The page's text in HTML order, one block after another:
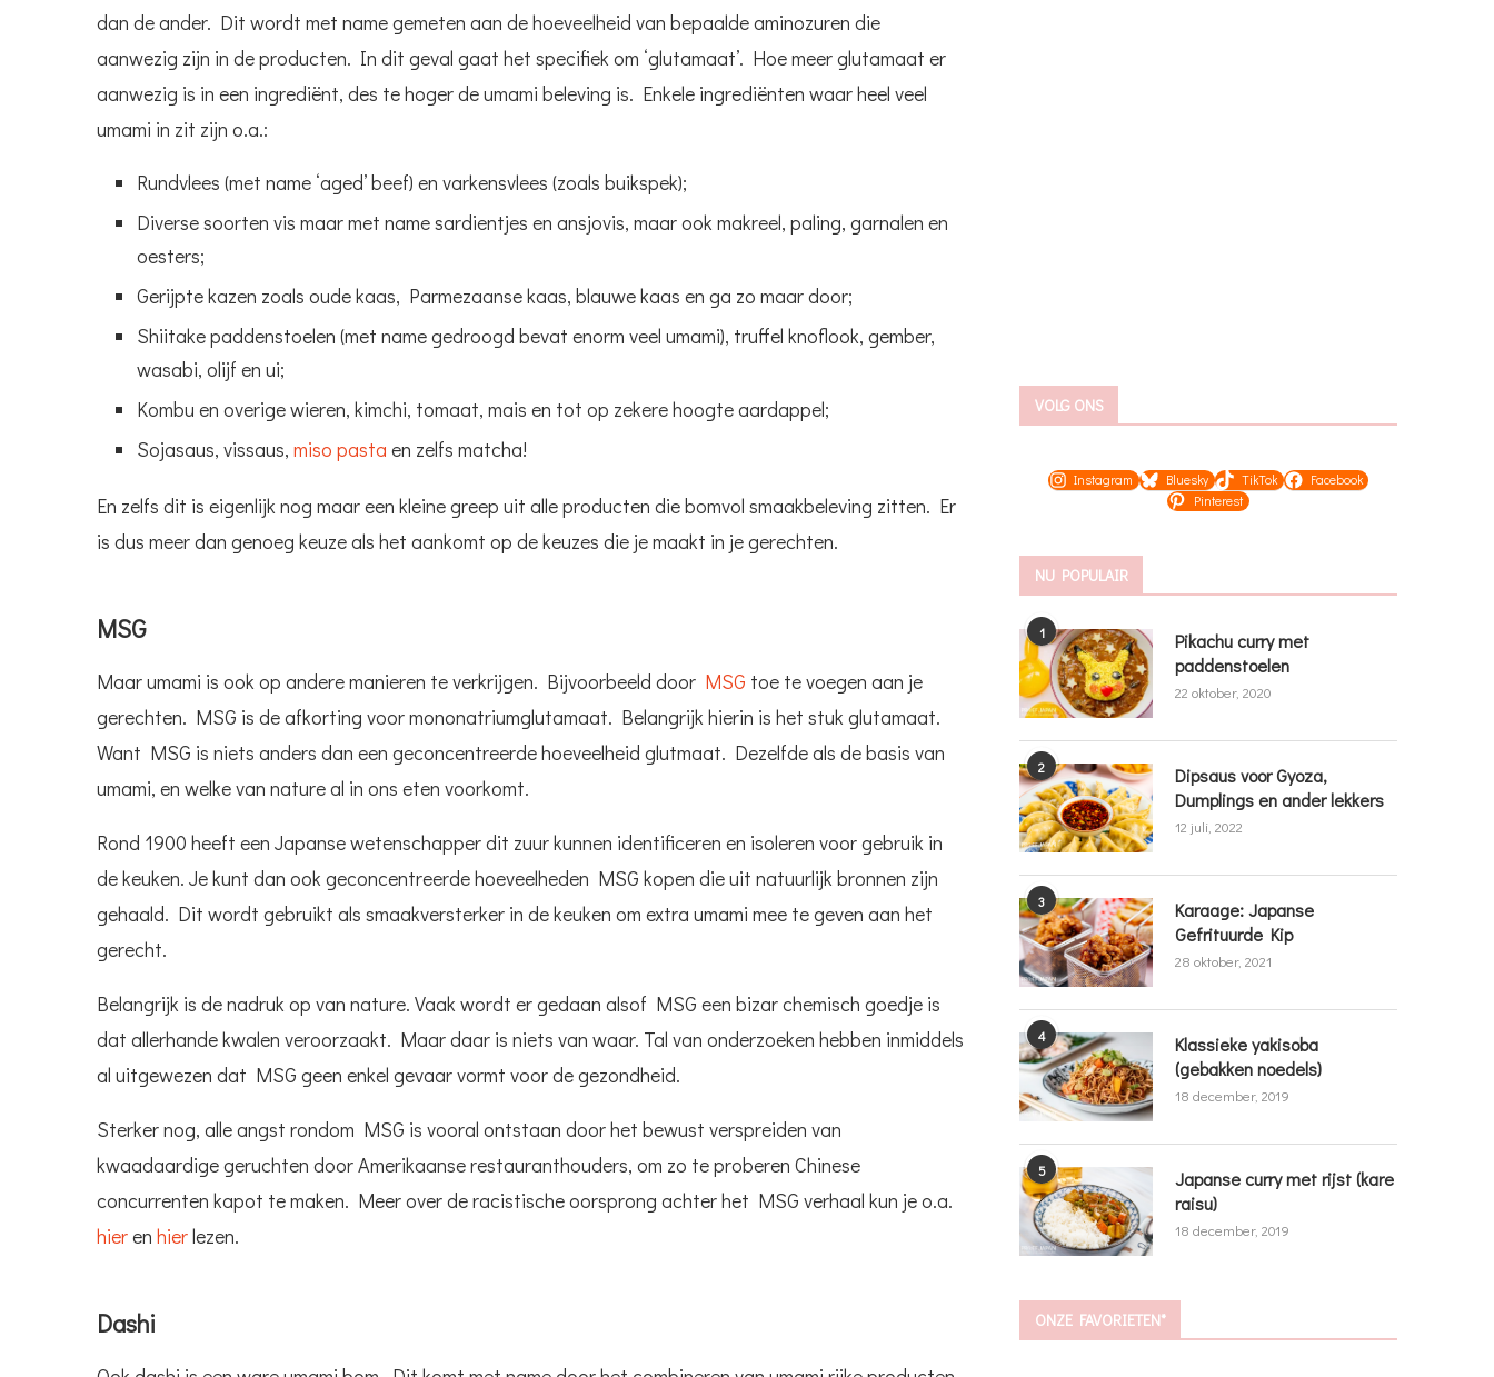
dan de ander. Dit wordt met name gemeten aan de hoeveelheid van bepaalde aminozuren die
aanwezig zijn in de producten. In dit geval gaat het specifiek om ‘glutamaat’. Hoe meer glutamaat er
aanwezig is in een ingrediënt, des te hoger de umami beleving is. Enkele ingrediënten waar heel veel
umami in zit zijn o.a.:
Rundvlees (met name ‘aged’ beef) en varkensvlees (zoals buikspek);
Diverse soorten vis maar met name sardientjes en ansjovis, maar ook makreel, paling, garnalen en
oesters;
Gerijpte kazen zoals oude kaas, Parmezaanse kaas, blauwe kaas en ga zo maar door;
Shiitake paddenstoelen (met name gedroogd bevat enorm veel umami), truffel knoflook, gember,
wasabi, olijf en ui;
Kombu en overige wieren, kimchi, tomaat, mais en tot op zekere hoogte aardappel;
Sojasaus, vissaus, miso pasta en zelfs matcha!
En zelfs dit is eigenlijk nog maar een kleine greep uit alle producten die bomvol smaakbeleving zitten. Er
is dus meer dan genoeg keuze als het aankomt op de keuzes die je maakt in je gerechten.
MSG
Maar umami is ook op andere manieren te verkrijgen. Bijvoorbeeld door MSG toe te voegen aan je
gerechten. MSG is de afkorting voor mononatriumglutamaat. Belangrijk hierin is het stuk glutamaat.
Want MSG is niets anders dan een geconcentreerde hoeveelheid glutmaat. Dezelfde als de basis van
umami, en welke van nature al in ons eten voorkomt.
Rond 1900 heeft een Japanse wetenschapper dit zuur kunnen identificeren en isoleren voor gebruik in
de keuken. Je kunt dan ook geconcentreerde hoeveelheden MSG kopen die uit natuurlijk bronnen zijn
gehaald. Dit wordt gebruikt als smaakversterker in de keuken om extra umami mee te geven aan het
gerecht.
Belangrijk is de nadruk op van nature. Vaak wordt er gedaan alsof MSG een bizar chemisch goedje is
dat allerhande kwalen veroorzaakt. Maar daar is niets van waar. Tal van onderzoeken hebben inmiddels
al uitgewezen dat MSG geen enkel gevaar vormt voor de gezondheid.
Sterker nog, alle angst rondom MSG is vooral ontstaan door het bewust verspreiden van
kwaadaardige geruchten door Amerikaanse restauranthouders, om zo te proberen Chinese
concurrenten kapot te maken. Meer over de racistische oorsprong achter het MSG verhaal kun je o.a.
hieren hierlezen.
Dashi
VOLG ONS
Instagram Bluesky TikTok
Facebook
Pinterest
NU POPULAIR
1
Pikachu curry met
paddenstoelen
22 oktober, 2020
2
Dipsaus voor Gyoza,
Dumplings en ander lekkers
12 juli, 2022
3
Karaage: Japanse
Gefrituurde Kip
28 oktober, 2021
4
Klassieke yakisoba
(gebakken noedels)
18 december, 2019
5
Japanse curry met rijst (kare
raisu)
18 december, 2019
ONZE FAVORIETEN*